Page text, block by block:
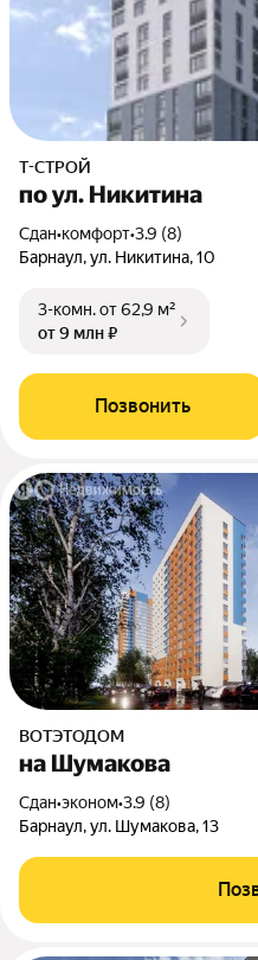
Т-СТРОЙ
по ул. Никитина
Сдан•комфорт•3.9 (8)
Барнаул, ул. Никитина, 10
3-комн.от 62,9 м²
от 9 млн ₽
Позвонить
ВОТЭТОДОМ
на Шумакова
Сдан•эконом•3.9 (8)
Барнаул, ул. Шумакова, 13